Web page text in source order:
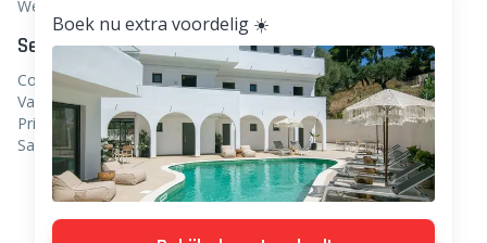
Weekendje weg
Service
Contact
Vacatures
Privacy
Samenwerken
Volg ons
Facebook
Instagram
Linkedin
TikTok
Pinterest
Boek nu extra voordelig ☀️